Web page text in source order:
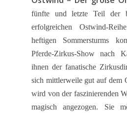
fünfte und letzte Teil der
erfolgreichen Ostwind-
heftigen Sommersturms
Pferde-Zirkus-Show nach
ihnen der fanatische
sich mittlerweile gut auf dem
wird von der faszinierenden
magisch angezogen. Sie